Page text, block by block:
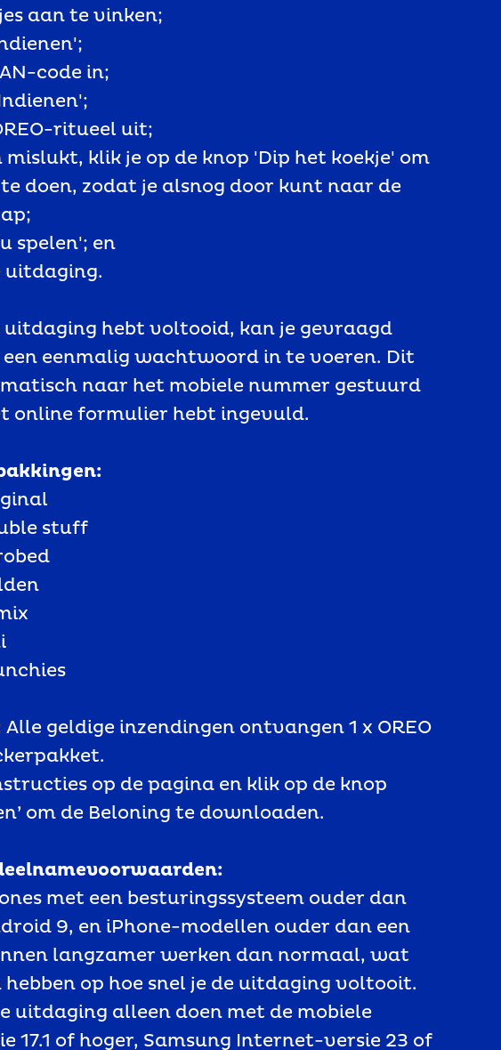
aan te vinken;
code in;
ritueel uit;
mislukt, klik je op de knop 'Dip het koekje' om
doen, zodat je alsnog door kunt naar de
spelen'; en
uitdaging.
uitdaging hebt voltooid, kan je gevraagd
eenmalig wachtwoord in te voeren. Dit
naar het mobiele nummer gestuurd
online formulier hebt ingevuld.
stuff
Alle geldige inzendingen ontvangen 1 x OREO
op de pagina en klik op de knop
om de Beloning te downloaden.
met een besturingssysteem ouder dan
9, en iPhone-modellen ouder dan een
langzamer werken dan normaal, wat
op hoe snel je de uitdaging voltooit.
uitdaging alleen doen met de mobiele
17.1 of hoger, Samsung Internet-versie 23 of